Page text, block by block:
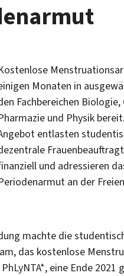
Monaten in
Fachbereichen Biologie,
und Physik
entlasten
und adressieren
an der
machte die
das kostenlose
eine Ende 2021